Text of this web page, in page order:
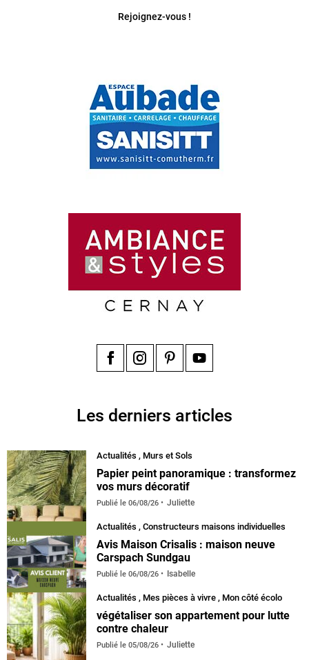
Rejoignez-vous !
Les derniers articles
Actualités , Murs et Sols
Papier peint panoramique : transformez
vos murs décoratif
Publié le 06/08/26 Juliette
Actualités , Constructeurs maisons individuelles
Avis Maison Crisalis : maison neuve
Carspach Sundgau
Publié le 06/08/26 Isabelle
Actualités , Mes pièces à vivre , Mon côté écolo
végétaliser son appartement pour lutte
contre chaleur
Publié le 05/08/26 Juliette